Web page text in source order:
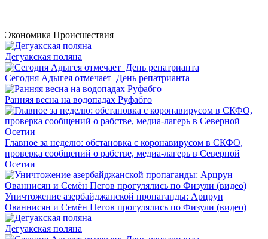
Экономика Происшествия
Дегуакская поляна
Сегодня Адыгея отмечает День репатрианта
Ранняя весна на водопадах Руфабго
Главное за неделю: обстановка с коронавирусом в СКФО,
проверка сообщений о рабстве, медиа-лагерь в Северной
Осетии
Уничтожение азербайджанской пропаганды: Арцрун
Ованнисян и Семён Пегов прогулялись по Физули (видео)
Дегуакская поляна